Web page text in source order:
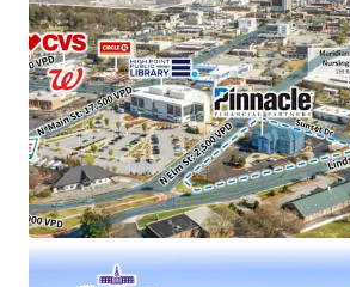
development (expected delivery
26,000+ projected population
by 2045